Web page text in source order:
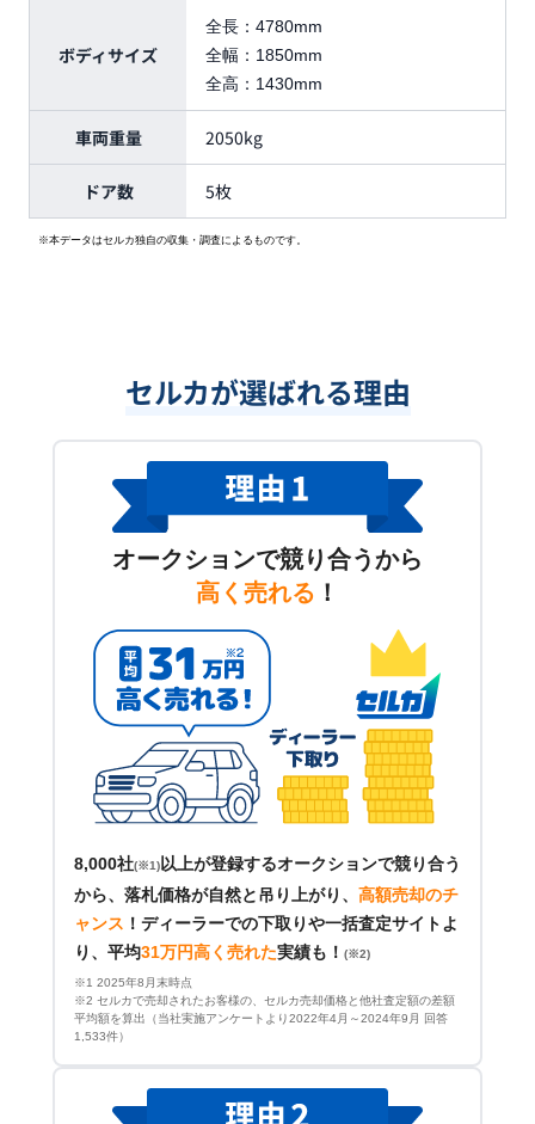
ボディサイズ
全長： 4780mm
全幅： 1850mm
全高： 1430mm
車両重量 2050kg
ドア数 5枚
※本データはセルカ独自の収集・調査によるものです。
セルカが選ばれる理由
オークションで競り合うから
高く売れる ！
8,000社(※1) 以上が登録するオークションで競り合う
から、落札価格が自然と吊り上がり、 高額売却のチ
ャンス ！ ディーラーでの下取りや一括査定サイトよ
り、平均31万円高く売れた実績も！ (※2)
※1 2025年8月末時点
※2 セルカで売却されたお客様の、セルカ売却価格と他社査定額の差額
平均額を算出（当社実施アンケートより2022年4月～2024年9月 回答
1,533件）